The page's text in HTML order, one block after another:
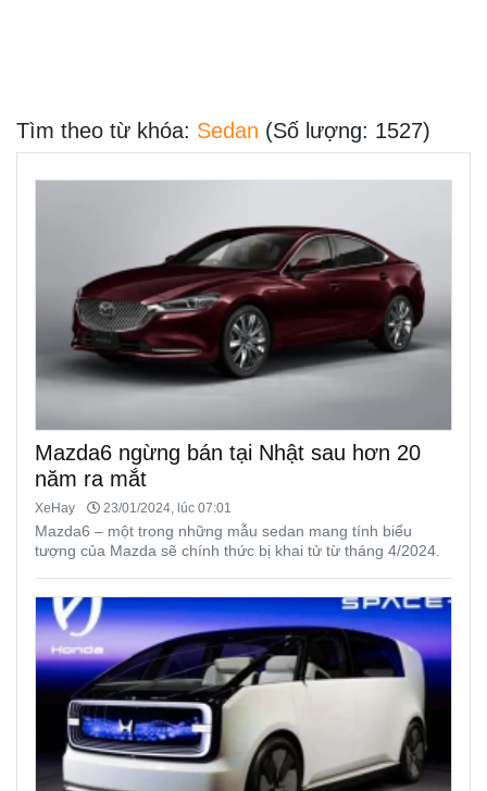
Tìm theo từ khóa: Sedan (Số lượng: 1527)
Mazda6 ngừng bán tại Nhật sau hơn 20
năm ra mắt
XeHay 23/01/2024, lúc 07:01
Mazda6 – một trong những mẫu sedan mang tính biểu
tượng của Mazda sẽ chính thức bị khai tử từ tháng 4/2024.